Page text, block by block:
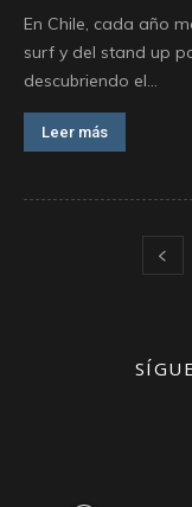
En Chile, cada año
surf y del stand up
descubriendo el...
Leer más